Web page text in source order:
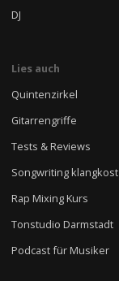
DJ
Lies auch
Quintenzirkel
Gitarrengriffe
Tests & Reviews
Songwriting klangkost
Rap Mixing Kurs
Tonstudio Darmstadt
Podcast für Musiker